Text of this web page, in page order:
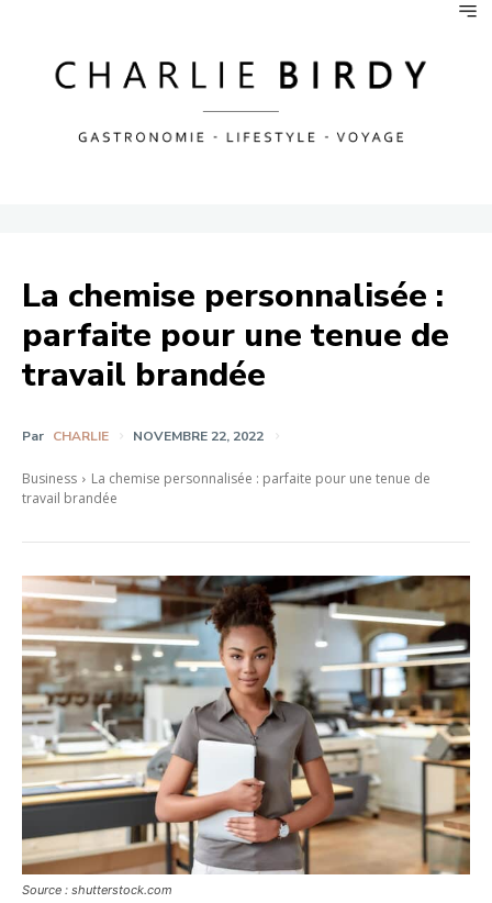
La chemise personnalisée :
parfaite pour une tenue de
travail brandée
Par CHARLIE NOVEMBRE 22, 2022
Business
La chemise personnalisée : parfaite pour une tenue de
travail brandée
Source : shutterstock.com